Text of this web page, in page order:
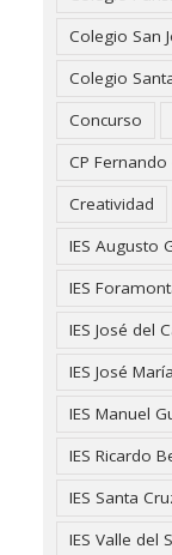
Colegio San
Colegio
Concurso
CP
Creatividad
IES Augusto
IES
IES José del
IES José
IES Manuel
IES Ricardo
IES Santa
IES Valle del